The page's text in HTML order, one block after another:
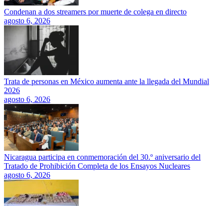
Condenan a dos streamers por muerte de colega en directo
agosto 6, 2026
Trata de personas en México aumenta ante la llegada del Mundial
2026
agosto 6, 2026
Nicaragua participa en conmemoración del 30.º aniversario del
Tratado de Prohibición Completa de los Ensayos Nucleares
agosto 6, 2026